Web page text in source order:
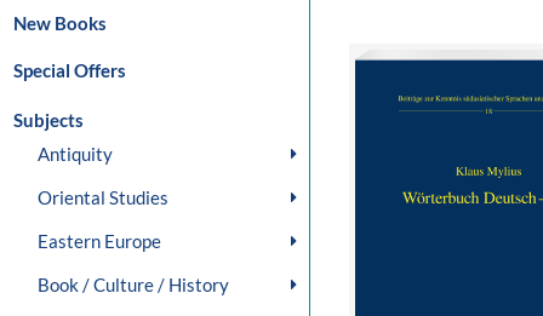
New Books
Special Offers
Subjects
Antiquity
Oriental Studies
Eastern Europe
Book / Culture / History